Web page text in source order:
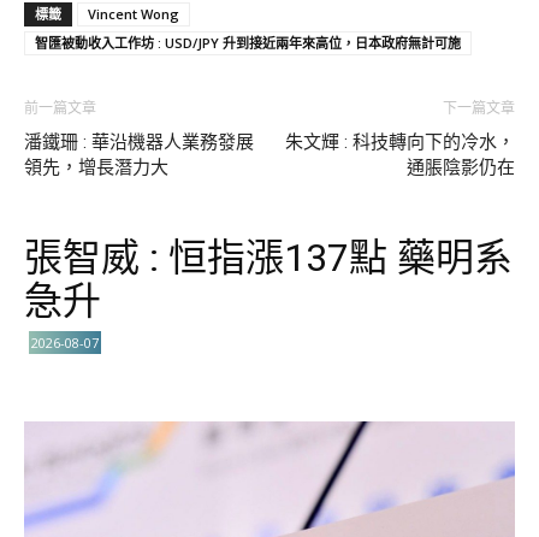
標籤
Vincent Wong
智匯被動收入工作坊 : USD/JPY 升到接近兩年來高位，日本政府無計可施
前一篇文章
潘鐵珊 : 華沿機器人業務發展
領先，增長潛力大
下一篇文章
朱文輝 : 科技轉向下的冷水，
通脹陰影仍在
張智威 : 恒指漲137點 藥明系
急升
2026-08-07